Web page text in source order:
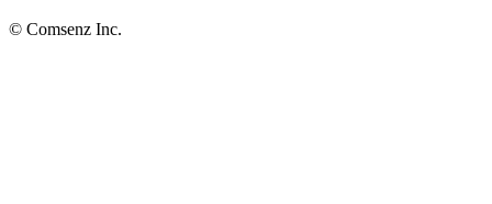
© Comsenz Inc.